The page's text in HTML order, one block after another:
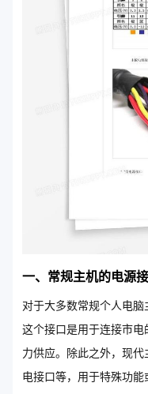
一、常规主机的电源
对于大多数常规个人电脑
这个接口是用于连接市
力供应。除此之外，现
电接口等，用于特殊功能